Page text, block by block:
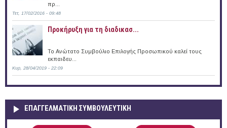
πρ...
Τετ, 17/02/2016 - 09:48
Προκήρυξη για τη διαδικασ...
Το Ανώτατο Συμβούλιο Επιλογής Προσωπικού καλεί τους
εκπαιδευ...
Κυρ, 28/04/2019 - 22:09
ΕΠΑΓΓΕΛΜΑΤΙΚΉ ΣΥΜΒΟΥΛΕΥΤΙΚΉ